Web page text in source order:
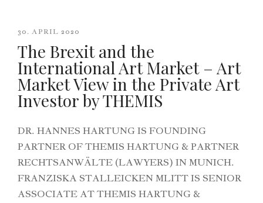
30. APRIL 2020
The Brexit and the
International Art Market – Art
Market View in the Private Art
Investor by THEMIS
DR. HANNES HARTUNG IS FOUNDING
PARTNER OF THEMIS HARTUNG & PARTNER
RECHTSANWÄLTE (LAWYERS) IN MUNICH.
FRANZISKA STALLEICKEN MLITT IS SENIOR
ASSOCIATE AT THEMIS HARTUNG &